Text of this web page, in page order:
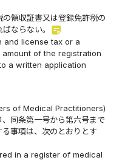
領収証書又は登録免許税の
ならない。 sticky_note_2
and license tax or a
of the registration
a written application
of Medical Practitioners)
同条第一号から第六号まで
事項は、次のとおりとす
in a register of medical